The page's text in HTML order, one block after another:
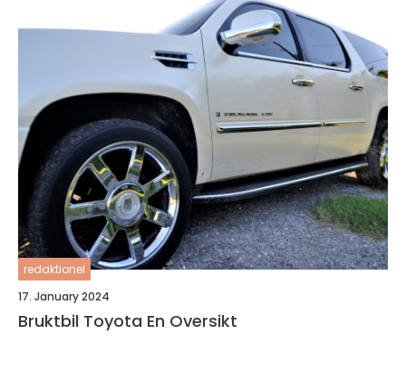
redaktionel
17. January 2024
Bruktbil Toyota En Oversikt